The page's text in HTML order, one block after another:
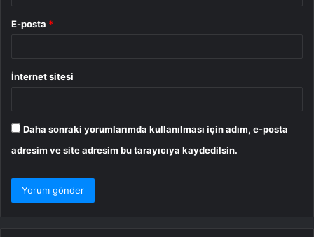
E-posta *
İnternet sitesi
Daha sonraki yorumlarımda kullanılması için adım, e-posta
adresim ve site adresim bu tarayıcıya kaydedilsin.